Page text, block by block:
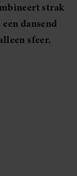
strak
dansend
sfeer.